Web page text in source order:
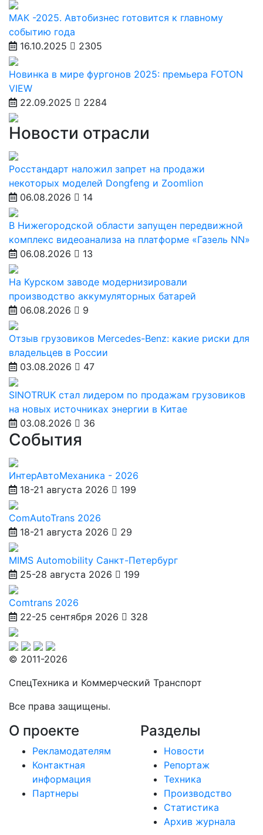
МАК -2025. Автобизнес готовится к главному
событию года
16.10.2025
2305
Новинка в мире фургонов 2025: премьера FOTON
VIEW
22.09.2025
2284
Новости отрасли
Росстандарт наложил запрет на продажи
некоторых моделей Dongfeng и Zoomlion
06.08.2026
14
В Нижегородской области запущен передвижной
комплекс видеоанализа на платформе «Газель NN»
06.08.2026
13
На Курском заводе модернизировали
производство аккумуляторных батарей
06.08.2026
9
Отзыв грузовиков Mercedes-Benz: какие риски для
владельцев в России
03.08.2026
47
SINOTRUK стал лидером по продажам грузовиков
на новых источниках энергии в Китае
03.08.2026
36
События
ИнтерАвтоМеханика - 2026
18-21 августа 2026
199
ComAutoTrans 2026
18-21 августа 2026
29
MIMS Automobility Санкт-Петербург
25-28 августа 2026
199
Comtrans 2026
22-25 сентября 2026
328
© 2011-2026
СпецТехника и Коммерческий Транспорт
Все права защищены.
О проекте
Рекламодателям
Контактная
информация
Партнеры
Разделы
Новости
Репортаж
Техника
Производство
Статистика
Архив журнала